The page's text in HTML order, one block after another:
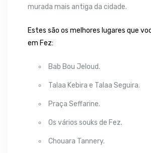
murada mais antiga da cidade.
Estes são os melhores lugares que
em Fez:
Bab Bou Jeloud.
Talaa Kebira e Talaa Seguira.
Praça Seffarine.
Os vários souks de Fez.
Chouara Tannery.